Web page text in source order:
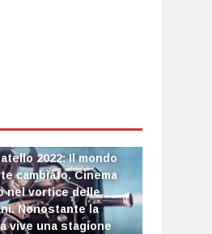
2022: Il mondo
cambiato. Cinema
nel vortice delle
Nonostante la
vive una stagione